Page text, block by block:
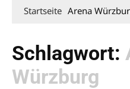
Startseite Arena
Schlagwort:
Würzburg